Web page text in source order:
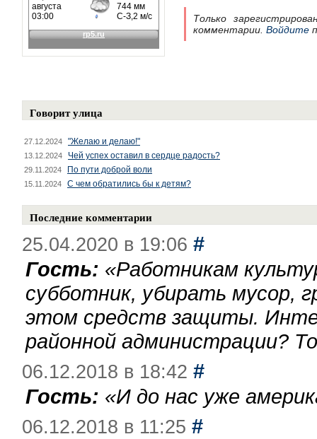
Только
комментарии. Войдите
Говорит улица
27.12.2024 "Желаю и делаю!"
13.12.2024 Чей успех оставил в сердце радость?
29.11.2024 По пути доброй воли
15.11.2024 С чем обратились бы к детям?
Последние комментарии
25.04.2020 в 19:06 #
Гость: «Работникам
субботник, убирать мусор,
этом средств защиты.
районной администрации?
06.12.2018 в 18:42 #
Гость: «И до нас уже
06.12.2018 в 11:25 #